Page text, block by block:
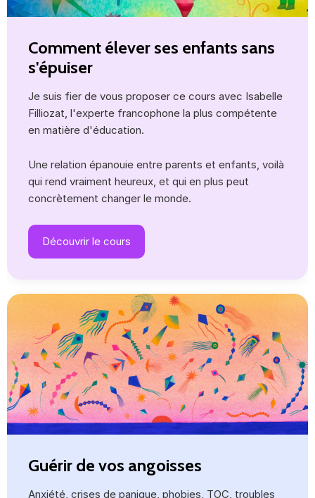
Comment élever ses enfants sans
s'épuiser
Je suis fier de vous proposer ce cours avec Isabelle
Filliozat, l'experte francophone la plus compétente
en matière d'éducation.
Une relation épanouie entre parents et enfants, voilà
qui rend vraiment heureux, et qui en plus peut
concrètement changer le monde.
Découvrir le cours
Guérir de vos angoisses
Anxiété, crises de panique, phobies, TOC, troubles